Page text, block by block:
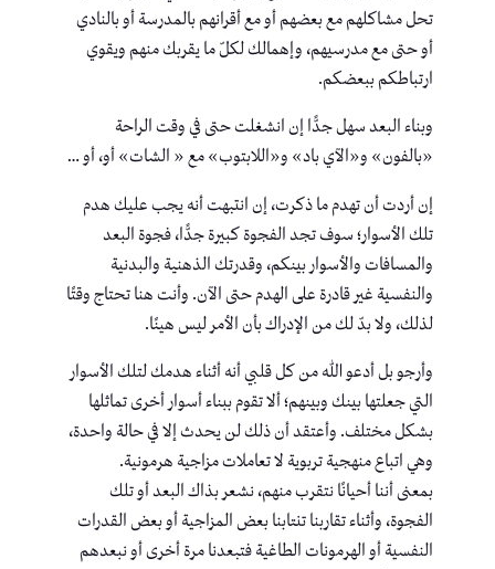
تحل مشاكلهم مع بعضهم أو مع أقرانهم بالمدرسة أو بالنادي
أو حتى مع مدرسيهم، وإهمالك لكلّ ما يقربك منهم ويقوي
ارتباطكم ببعضكم.
وبناء البعد سهل جدًّا إن انشغلت حتى في وقت الراحة
«بالفون» و«الآي باد» و«اللابتوب» مع « الشات» أو، أو …
إن أردت أن تهدم ما ذكرت، إن انتبهت أنه يجب عليك هدم
تلك الأسوار؛ سوف تجد الفجوة كبيرة جدًّا، فجوة البعد
والمسافات والأسوار بينكم، وقدرتك الذهنية والبدنية
والنفسية غير قادرة على الهدم حتى الآن. وأنت هنا تحتاج وقتًا
لذلك، ولا بدّ لك من الإدراك بأن الأمر ليس هينًا.
وأرجو بل أدعو الله من كل قلبي أنه أثناء هدمك لتلك الأسوار
التي جعلتها بينك وبينهم؛ ألا تقوم ببناء أسوار أخرى تماثلها
بشكل مختلف. وأعتقد أن ذلك لن يحدث إلا في حالة واحدة،
وهي اتباع منهجية تربوية لا تعاملات مزاجية هرمونية.
بمعنى أننا أحيانًا نتقرب منهم، نشعر بذاك البعد أو تلك
الفجوة، وأثناء تقاربنا تنتابنا بعض المزاجية أو بعض القدرات
النفسية أو الهرمونات الطاغية فتبعدنا مرة أخرى أو نبعدهم